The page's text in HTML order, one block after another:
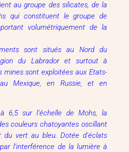
au groupe des silicates, de la
qui constituent le groupe de
volumétriquement de la
sont situés au Nord du
du Labrador et surtout à
mines sont exploitées aux Etats-
Mexique, en Russie, et en
6,5 sur l’échelle de Mohs, la
couleurs chatoyantes oscillant
du vert au bleu. Dotée d’éclats
l’interférence de la lumière à